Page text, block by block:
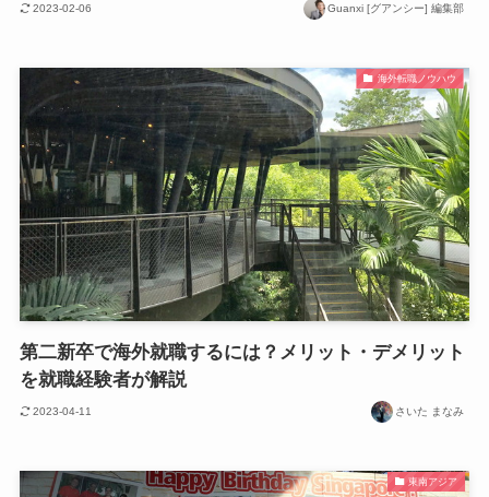
2023-02-06 Guanxi [グアンシー] 編集部
海外転職ノウハウ
第二新卒で海外就職するには？メリット・デメリット
を就職経験者が解説
2023-04-11 さいた まなみ
東南アジア